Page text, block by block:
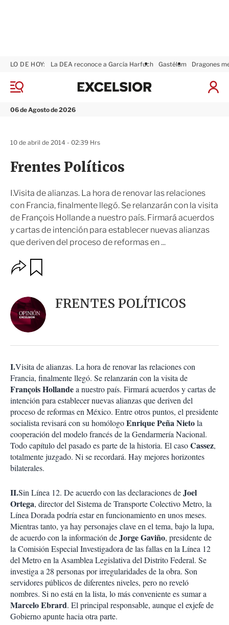
M
n
06 de Agosto de 2026
LO DE HOY: La DEA reconoce a García Harfuch Gastélum Dragones
I
n
x
Frentes Políticos
I.Visita de alianzas. La hora de renovar las relaciones
con Francia, finalmente llegó. Se relanzarán con la visita
de François Hollande a nuestro país. Firmará acuerdos
y cartas de intención para establecer nuevas alianzas
que deriven del proceso de reformas en ...
10 de abril de 2014 - 02:39 Hrs
O
p
o
n
e
s
o
m
p
a
r
t
i
r
a
r
FRENTES POLÍTICOS
I.Visita de alianzas. La hora de renovar las relaciones con
Francia, finalmente llegó. Se relanzarán con la visita de
François Hollandea nuestro país. Firmará acuerdos y cartas de
intención para establecer nuevas alianzas que deriven del
proceso de reformas en México. Entre otros puntos, el presidente
socialista revisará con su homólogoEnriquePeñaNietola
cooperación del modelo francés de la Gendarmería Nacional.
Todo capítulo del pasado es parte de la historia. El casoCassez,
totalmente juzgado. Ni se recordará. Hay mejores horizontes
bilaterales.
II.Sin Línea 12. De acuerdo con las declaraciones deJoel
Ortega, director del Sistema de Transporte Colectivo Metro, la
Línea Dorada podría estar en funcionamiento en unos meses.
Mientras tanto, ya hay personajes clave en el tema, bajo la lupa,
de acuerdo con la información deJorgeGaviño, presidente de
la Comisión Especial Investigadora de las fallas en la Línea 12
del Metro en la Asamblea Legislativa del Distrito Federal. Se
investiga a 28 personas por irregularidades de la obra. Son
servidores públicos de diferentes niveles, pero no reveló
nombres. Si no está en la lista, lo más conveniente es sumar a
MarceloEbrard. El principal responsable, aunque el exjefe de
Gobierno apunte hacia otra parte.